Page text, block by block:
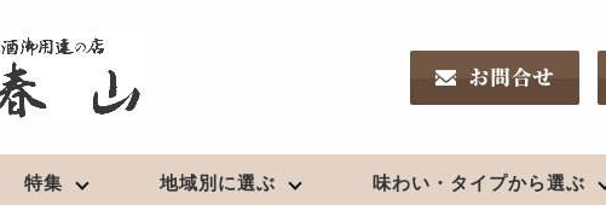
特集 地域別に選ぶ 味わい・タイプから選ぶ